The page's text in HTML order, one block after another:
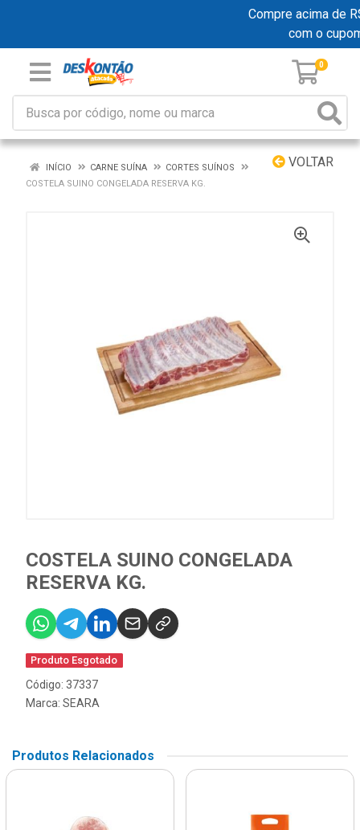
Compre acima de
com o
0
VOLTAR
INÍCIO CARNE SUÍNA
CORTES SUÍNOS
COSTELA SUINO CONGELADA RESERVA KG.
COSTELA SUINO CONGELADA
RESERVA KG.
Produto Esgotado
Código: 37337
Marca: SEARA
Produtos Relacionados